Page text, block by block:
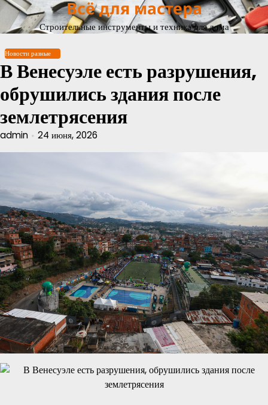
Перейти
содержимому
Всё для мастера
Строительные инструменты и техника для дома
Новости разные
В Венесуэле есть разрушения,
обрушились здания после
землетрясения
admin 24 июня, 2026